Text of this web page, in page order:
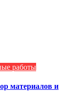
работы
материалов и